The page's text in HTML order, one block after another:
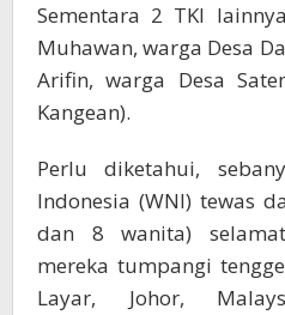
Sementara 2 TKI
Muhawan, warga Desa
Arifin, warga Desa
Kangean).
Perlu diketahui,
Indonesia (WNI) tewas
dan 8 wanita)
mereka tumpangi
Layar, Johor,